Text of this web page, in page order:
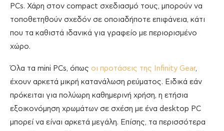
PCs. Χάρη στον compact σχεδιασμό τους, μπορούν να
τοποθετηθούν σχεδόν σε οποιαδήποτε επιφάνεια, κάτι
που τα καθιστά ιδανικά για γραφείο με περιορισμένο
χώρο.
Όλα τα mini PCs, όπως οι προτάσεις της Infinity Gear,
έχουν αρκετά μικρή κατανάλωση ρεύματος. Ειδικά εάν
πρόκειται για πολύωρη καθημερινή χρήση, η ετήσια
εξοικονόμηση χρωμάτων σε σχέση με ένα desktop PC
μπορεί να είναι αρκετά μεγάλη. Επίσης, τα περισσότερα